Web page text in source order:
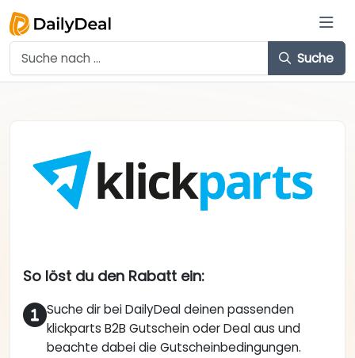
Suche
So löst du den Rabatt ein:
Suche dir bei DailyDeal deinen passenden
klickparts B2B Gutschein oder Deal aus und
beachte dabei die Gutscheinbedingungen.